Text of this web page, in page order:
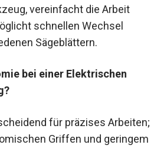
vereinfacht die Arbeit
schnellen Wechsel
Sägeblättern.
bei einer Elektrischen
für präzises Arbeiten;
Griffen und geringem